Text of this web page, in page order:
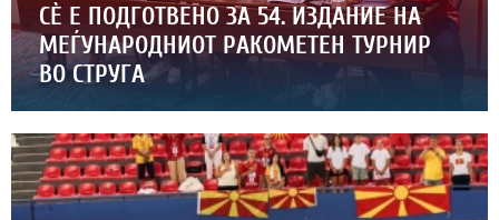
СЀ Е ПОДГОТВЕНО ЗА 54. ИЗДАНИЕ НА
МЕЃУНАРОДНИОТ РАКОМЕТЕН ТУРНИР
ВО СТРУГА